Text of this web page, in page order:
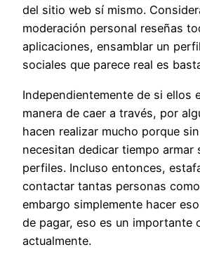
del sitio web sí mismo.
moderación personal reseñas
aplicaciones, ensamblar un
sociales que parece real es
Independientemente de si ellos
manera de caer a través, por
hacen realizar mucho porque
necesitan dedicar tiempo armar
perfiles. Incluso entonces,
contactar tantas personas
embargo simplemente hacer
de pagar, eso es un importante
actualmente.